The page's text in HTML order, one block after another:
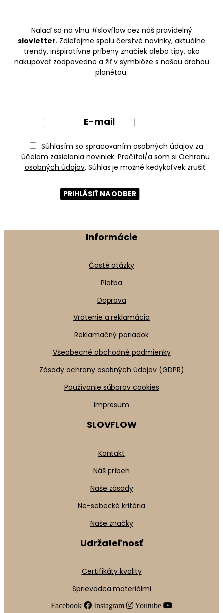
Nalaď sa na vlnu #slovflow cez náš pravidelný
slovletter. Zdieľajme spolu čerstvé novinky, aktuálne
trendy, inšpiratívne príbehy značiek alebo tipy, ako
nakupovať zodpovedne a žiť v symbióze s našou drahou
planétou.
E-mail
Súhlasím so spracovaním osobných údajov za
účelom zasielania noviniek. Prečítal/a som siOchranu
osobných údajov. Súhlas je možné kedykoľvek zrušiť.
Informácie
Časté otázky
Platba
Doprava
Vrátenie a reklamácia
Reklamačný poriadok
Všeobecné obchodné podmienky
Zásady ochrany osobných údajov (GDPR)
Používanie súborov cookies
Impresum
SLOVFLOW
Kontakt
Náš príbeh
Naše zásady
Ne-sebecké kritéria
Naše značky
Udržateľnosť
Certifikáty kvality
Sprievodca materiálmi
Facebook Instagram Youtube